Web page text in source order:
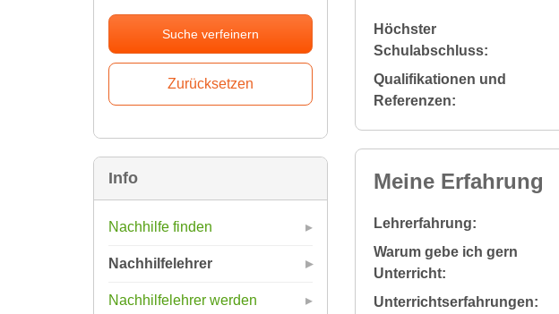
Suche verfeinern
Info
Nachhilfe finden
Nachhilfelehrer
Nachhilfelehrer werden
Höchster
Schulabschluss:
Qualifikationen und
Referenzen:
Meine Erfahrung
Lehrerfahrung:
Warum gebe ich gern
Unterricht:
Unterrichtserfahrungen: